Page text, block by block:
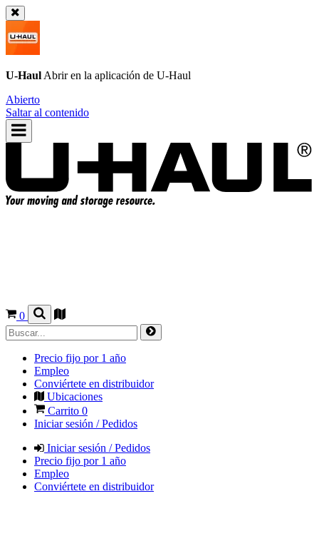
U-Haul Abrir en la aplicación de U-Haul
Abierto
Saltar al contenido
0
Precio fijo por 1 año
Empleo
Conviértete en distribuidor
Ubicaciones
Carrito 0
Iniciar sesión / Pedidos
Iniciar sesión / Pedidos
Precio fijo por 1 año
Empleo
Conviértete en distribuidor